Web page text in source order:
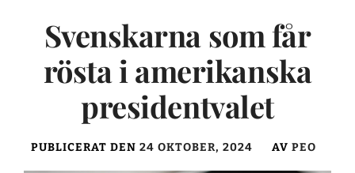
Svenskarna som får
rösta i amerikanska
presidentvalet
PUBLICERAT DEN 24 OKTOBER, 2024 AV PEO